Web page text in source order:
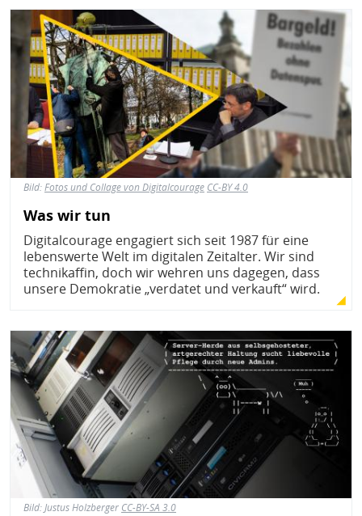
Bild
Bild:Fotos und Collage von Digitalcourage CC-BY 4.0
Was wir tun
Digitalcourage engagiert sich seit 1987 für eine
lebenswerte Welt im digitalen Zeitalter. Wir sind
technikaffin, doch wir wehren uns dagegen, dass
unsere Demokratie „verdatet und verkauft“ wird.
Bild
Bild:Justus Holzberger CC-BY-SA 3.0